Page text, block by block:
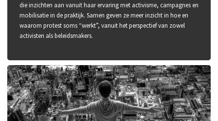
die inzichten aan vanuit haar ervaring met activisme, campagnes en
mobilisatie in de praktijk. Samen geven ze meer inzicht in hoe en
waarom protest soms “werkt”, vanuit het perspectief van zowel
activisten als beleidsmakers.